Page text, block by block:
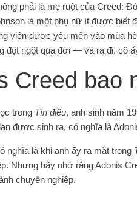
phải là mẹ ruột của Creed:
là một phụ nữ ít được biết
viên được yêu mến vào mùa
đột ngột qua đời — và ra đi. cô
Creed bao
trong Tín điều, anh sinh năm
được sinh ra, có nghĩa là
nghĩa là khi anh ấy ra mắt trong
Nhưng hãy nhớ rằng Adonis
chuyên nghiệp.